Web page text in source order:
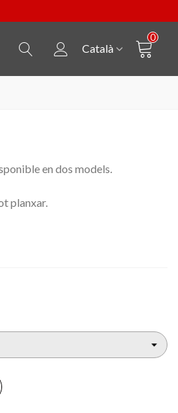
Català
0
en dos models.
planxar.